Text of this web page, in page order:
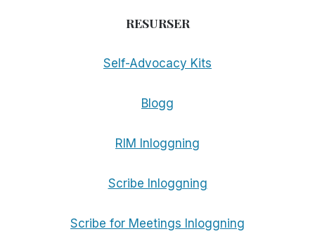
RESURSER
Self-Advocacy Kits
Blogg
RIM Inloggning
Scribe Inloggning
Scribe for Meetings Inloggning